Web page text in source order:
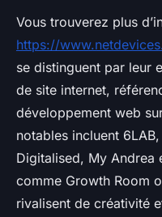
Vous trouverez plus
https://
se distinguent par leur
de site internet,
développement web
notables incluent
Digitalised, My Andrea
comme Growth Room
rivalisent de créativité